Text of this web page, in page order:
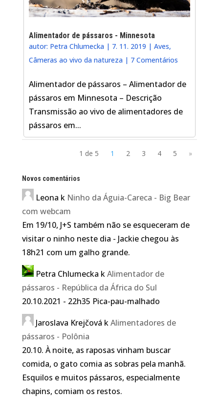
Alimentador de pássaros - Minnesota
autor: Petra Chlumecka | 7. 11. 2019 |Aves,
Câmeras ao vivo da natureza | 7 Comentários
Alimentador de pássaros – Alimentador de
pássaros em Minnesota – Descrição
Transmissão ao vivo de alimentadores de
pássaros em...
1 de 5 1 2 3 4 5 »
Novos comentários
Leona k Ninho da Águia-Careca - Big Bear
com webcam
Em 19/10, J+S também não se esqueceram de
visitar o ninho neste dia - Jackie chegou às
18h21 com um galho grande.
Petra Chlumecka kAlimentador de
pássaros - República da África do Sul
20.10.2021 - 22h35 Pica-pau-malhado
Jaroslava Krejčová kAlimentadores de
pássaros - Polônia
20.10. À noite, as raposas vinham buscar
comida, o gato comia as sobras pela manhã.
Esquilos e muitos pássaros, especialmente
chapins, comiam os restos.